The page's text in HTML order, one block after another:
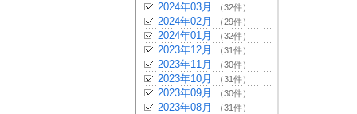
2024年03月 （32件）
2024年02月 （29件）
2024年01月 （32件）
2023年12月 （31件）
2023年11月 （30件）
2023年10月 （31件）
2023年09月 （30件）
2023年08月 （31件）